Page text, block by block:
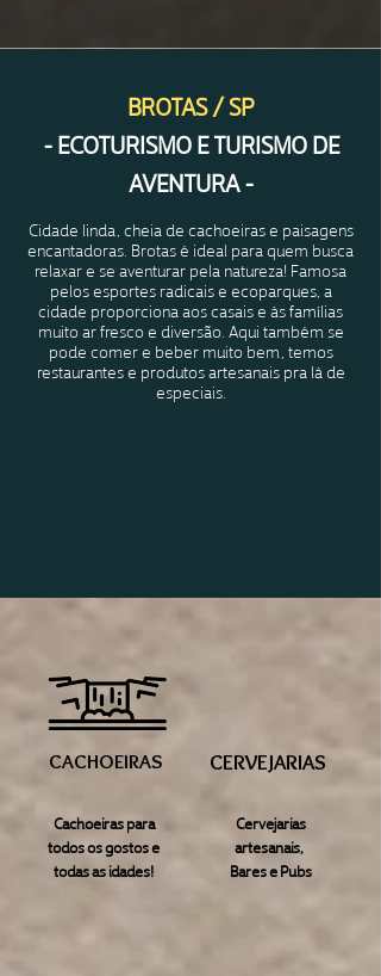
BROTAS / SP
- ECOTURISMO ETURISMO DE
AVENTURA -
Cidade linda, cheia de cachoeiras e paisagens
encantadoras. Brotas é ideal para quem busca
relaxar e se aventurar pela natureza!Famosa
pelos esportes radicais e ecoparques, a
cidade proporciona aos casais e às famílias
muito ar fresco e diversão.Aqui também se
pode comer e beber muito bem, temos
restaurantes e produtos artesanais pra lá de
especiais.
CACHOEIRAS
Cachoeiras para
todos os gostos e
todas as idades!
CERVEJARIAS
Cervejarias
artesanais,
Bares e Pubs